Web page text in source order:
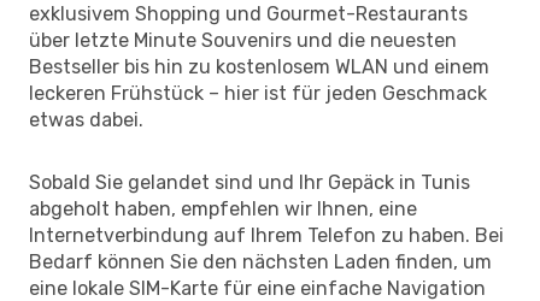
exklusivem Shopping und Gourmet-Restaurants
über letzte Minute Souvenirs und die neuesten
Bestseller bis hin zu kostenlosem WLAN und einem
leckeren Frühstück – hier ist für jeden Geschmack
etwas dabei.
Sobald Sie gelandet sind und Ihr Gepäck in Tunis
abgeholt haben, empfehlen wir Ihnen, eine
Internetverbindung auf Ihrem Telefon zu haben. Bei
Bedarf können Sie den nächsten Laden finden, um
eine lokale SIM-Karte für eine einfache Navigation